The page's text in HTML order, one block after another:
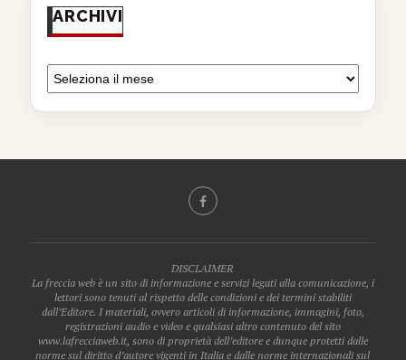
ARCHIVI
DISCLAIMER
La freccia web è un sito di informazione e servizi legati alla comunicazione, i
lettori sono tenuti al rispetto delle condizioni e dei termini stabiliti
dall’Editore. I materiali, ovvero articoli di informazione, immagini, foto,
registrazioni audio e video e qualsiasi altro contenuto del sito
www.lafrecciaweb.it, sono di proprietà dell’editore e dunque protetti dalle
norme sul diritto d’autore vigenti in Italia e dalle norme internazionali sul